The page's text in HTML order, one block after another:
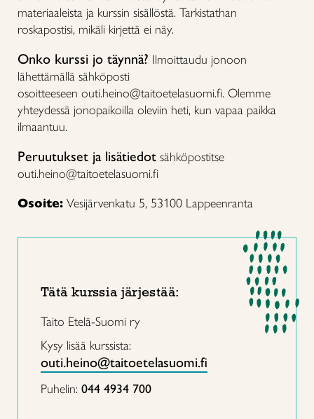
materiaaleista ja kurssin sisällöstä. Tarkistathan
roskapostisi, mikäli kirjettä ei näy.
Onko kurssi jo täynnä? Ilmoittaudu jonoon
lähettämällä sähköposti
osoitteeseen outi.heino@taitoetelasuomi.fi. Olemme
yhteydessä jonopaikoilla oleviin heti, kun vapaa paikka
ilmaantuu.
Peruutukset ja lisätiedot sähköpostitse
outi.heino@taitoetelasuomi.fi
Osoite: Vesijärvenkatu 5, 53100 Lappeenranta
Tätä kurssia järjestää:
Taito Etelä-Suomi ry
Kysy lisää kurssista:
outi.heino@taitoetelasuomi.fi
Puhelin: 044 4934 700